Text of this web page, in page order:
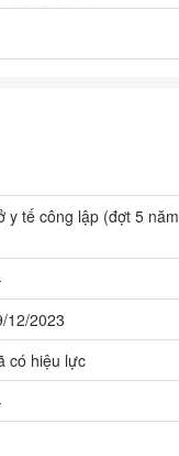
y tế công lập (đợt 5 năm
12/2023
có hiệu lực